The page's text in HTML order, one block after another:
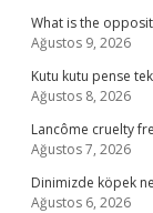
What is the
Ağustos 9, 2026
Kutu kutu pense
Ağustos 8, 2026
Lancôme cruelty
Ağustos 7, 2026
Dinimizde köpek
Ağustos 6, 2026